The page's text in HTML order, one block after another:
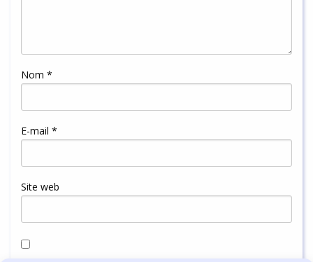
Nom *
E-mail *
Site web